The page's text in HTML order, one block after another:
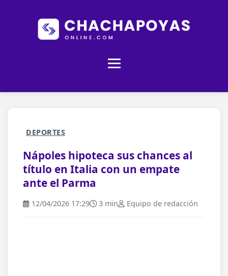
DEPORTES
Nápoles hipoteca sus chances al
título en Italia con un empate
ante el Parma
12/04/2026 17:29 3 min Equipo de redacción